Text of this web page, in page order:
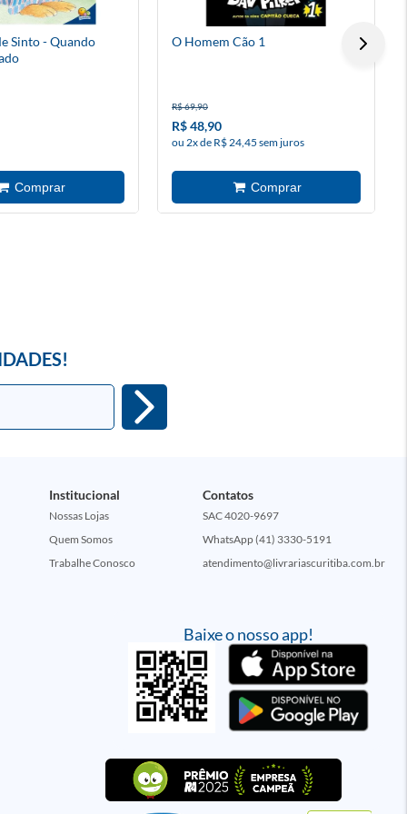
Sinto - Quando
O Homem Cão 1
R$ 69,90
R$ 48,90
ou 2x de R$ 24,45 sem juros
Baixe o nosso app!
Institucional
Nossas Lojas
Quem Somos
Trabalhe Conosco
Contatos
SAC 4020-9697
WhatsApp (41) 3330-5191
atendimento@livrariascuritiba.com.br